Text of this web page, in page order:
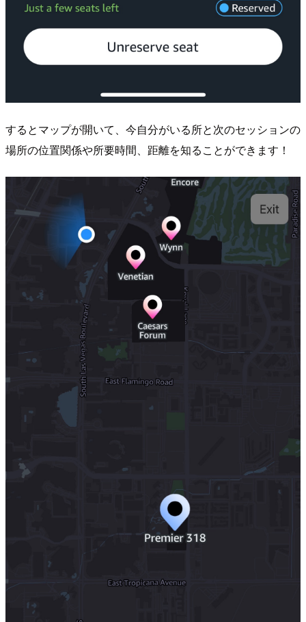
するとマップが開いて、今自分がいる所と次のセッションの
場所の位置関係や所要時間、距離を知ることができます！